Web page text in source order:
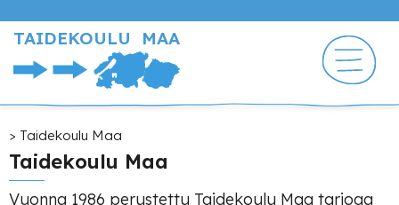
pääsisältöön
TAIDEKOULU MAA
Murupolku
Taidekoulu Maa
Taidekoulu Maa
Vuonna 1986 perustettu Taidekoulu Maa tarjoaa